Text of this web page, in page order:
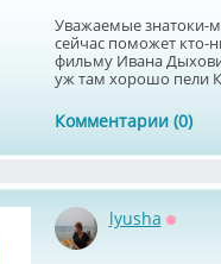
Уважаемые знатоки-
сейчас поможет кто-
фильму Ивана
уж там хорошо пели
Комментарии (0)
lyusha